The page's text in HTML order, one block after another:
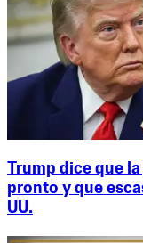
Trump dice que
pronto y que
UU.